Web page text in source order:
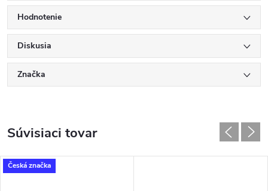
Hodnotenie
Diskusia
Značka
Súvisiaci tovar
Česká značka